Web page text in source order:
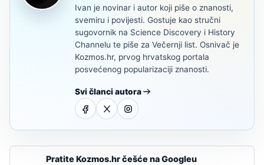
Ivan je novinar i autor koji piše o znanosti,
svemiru i povijesti. Gostuje kao stručni
sugovornik na Science Discovery i History
Channelu te piše za Večernji list. Osnivač je
Kozmos.hr, prvog hrvatskog portala
posvećenog popularizaciji znanosti.
Svi članci autora
Pratite Kozmos.hr češće na Googleu